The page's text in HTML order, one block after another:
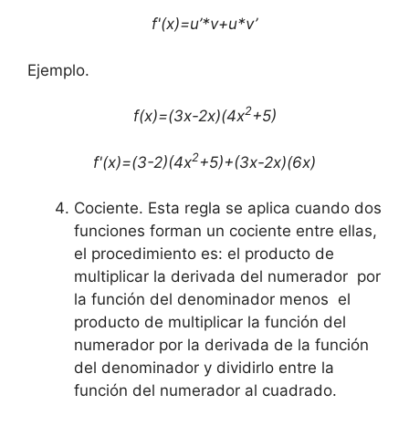
f'(x)=u’*v+u*v’
Ejemplo.
f(x)=(3x-2x)(4x2+5)
f'(x)=(3-2)(4x2+5)+(3x-2x)(6x)
Cociente. Esta regla se aplica cuando dos
funciones forman un cociente entre ellas,
el procedimiento es: el producto de
multiplicar la derivada del numerador por
la función del denominador menos el
producto de multiplicar la función del
numerador por la derivada de la función
del denominador y dividirlo entre la
función del numerador al cuadrado.